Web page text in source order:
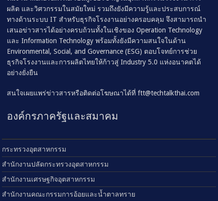
ผลิต และวิศวกรรมในสมัยใหม่ รวมถึงยังมีความรู้และประสบการณ์
ทางด้านระบบ IT สำหรับธุรกิจโรงงานอย่างครอบคลุม จึงสามารถนำ
เสนอข่าวสารได้อย่างครบถ้วนทั้งในเชิงของ Operation Technology
และ Information Technology พร้อมทั้งยังมีความสนใจในด้าน
Environmental, Social, and Governance (ESG) ตอบโจทย์การช่วย
ธุรกิจโรงงานและการผลิตไทยให้ก้าวสู่ Industry 5.0 แห่งอนาคตได้
อย่างยั่งยืน
สนใจเผยแพร่ข่าวสารหรือติดต่อโฆษณาได้ที่ftt@techtalkthai.com
องค์กรภาครัฐและสมาคม
กระทรวงอุตสาหกรรม
สำนักงานปลัดกระทรวงอุตสาหกรรม
สำนักงานเศรษฐกิจอุตสาหกรรม
สำนักงานคณะกรรมการอ้อยและน้ำตาลทราย